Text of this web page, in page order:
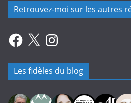
Retrouvez-moi sur les autres
Facebook
X Instagram
Les fidèles du blog